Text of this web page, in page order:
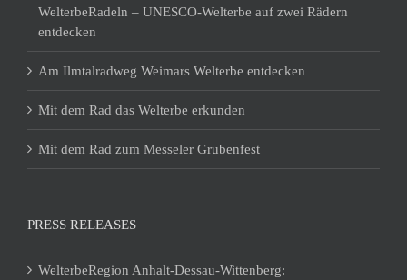
WelterbeRadeln – UNESCO-Welterbe auf zwei Rädern
entdecken
Am Ilmtalradweg Weimars Welterbe entdecken
Mit dem Rad das Welterbe erkunden
Mit dem Rad zum Messeler Grubenfest
PRESS RELEASES
WelterbeRegion Anhalt-Dessau-Wittenberg: